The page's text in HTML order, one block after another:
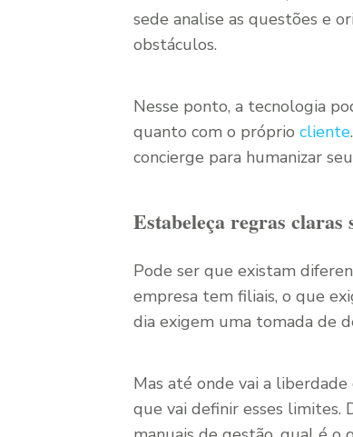
sede analise as questões e
obstáculos.
Nesse ponto, a tecnologia
quanto com o próprio cliente
concierge para humanizar
Estabeleça regras claras
Pode ser que existam
empresa tem filiais, o que
dia exigem uma tomada de
Mas até onde vai a
que vai definir esses limites.